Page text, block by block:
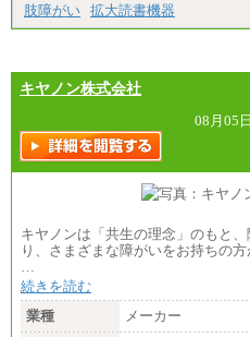
肢障がい 拡大読書機器
キヤノン株式会社
08月05
キヤノンは「共生の理念」のもと
り、さまざまな障がいをお持ちの
…
続きを読む
業種
メーカー